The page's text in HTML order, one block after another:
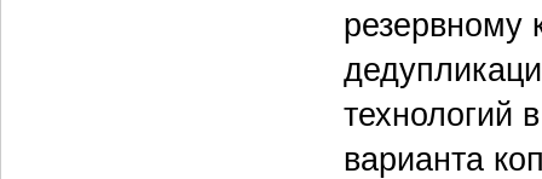
резервному
технологий
варианта